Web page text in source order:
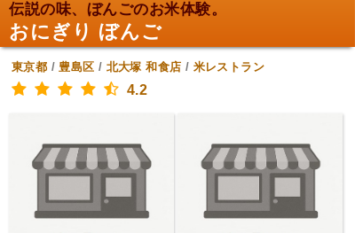
伝説の味、ぼんごのお米体験。
おにぎり ぼんご
東京都 /豊島区 / 北大塚 和食店 / 米レストラン
4.2